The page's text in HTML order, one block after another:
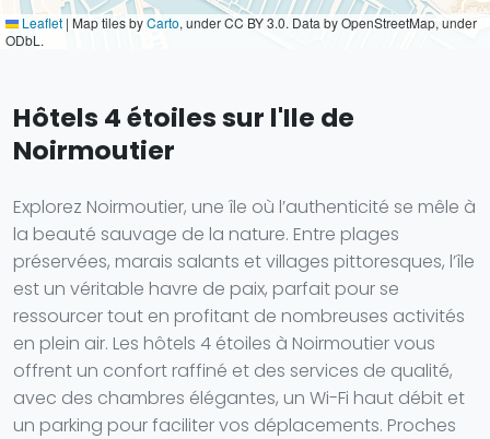
Leaflet | Map tiles byCarto, under CC BY 3.0. Data by OpenStreetMap, under
ODbL.
Hôtels 4 étoiles sur l'Ile de
Noirmoutier
Explorez Noirmoutier, une île où l’authenticité se mêle à
la beauté sauvage de la nature. Entre plages
préservées, marais salants et villages pittoresques, l’île
est un véritable havre de paix, parfait pour se
ressourcer tout en profitant de nombreuses activités
en plein air. Les hôtels 4 étoiles à Noirmoutier vous
offrent un confort raffiné et des services de qualité,
avec des chambres élégantes, un Wi-Fi haut débit et
un parking pour faciliter vos déplacements. Proches